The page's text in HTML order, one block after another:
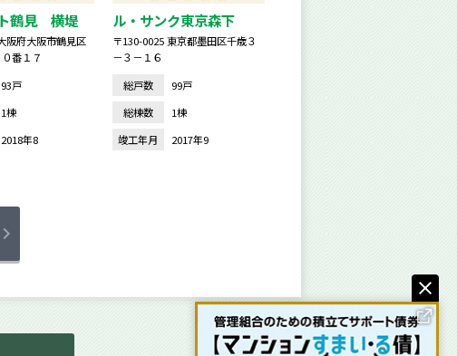
鶴見 横堤
阪府大阪市鶴見区
番１７
93戸
1棟
2018年8
ル・サンク東京森下
〒130-0025 東京都墨田区千歳３
－３－１６
総戸数
99戸
総棟数
1棟
竣工年月
2017年9